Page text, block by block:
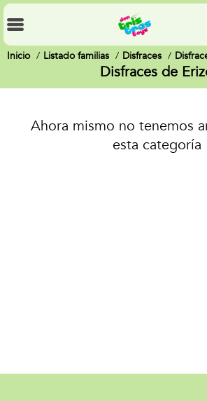
Inicio Listado familias Disfraces
Disfraces de
Ahora mismo no tenemos
esta categoría